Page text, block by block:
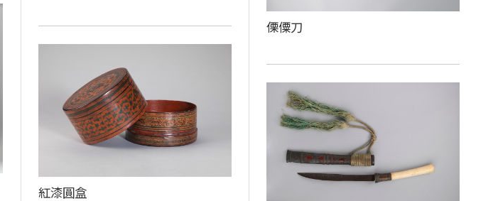
傈僳刀
紅漆圓盒